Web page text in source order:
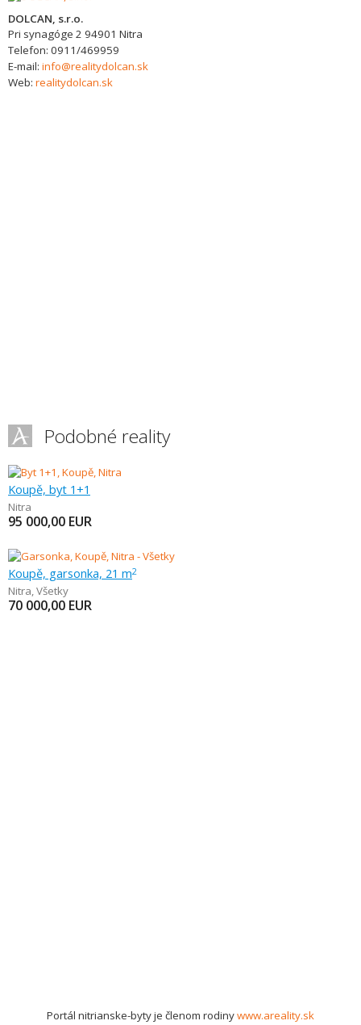
DOLCAN, s.r.o.
Pri synagóge 2 94901 Nitra
Telefon: 0911/469959
E-mail: info@realitydolcan.sk
Web: realitydolcan.sk
Podobné reality
Koupě, byt 1+1
Nitra
95 000,00 EUR
Koupě, garsonka, 21 m2
Nitra,Všetky
70 000,00 EUR
Portál nitrianske-byty je členom rodinywww.areality.sk